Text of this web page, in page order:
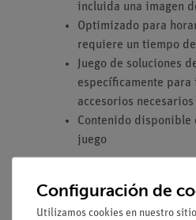
incluida una imagen
Optimizado para
requiere un tiempo
Juego de soluciones
específicamente
accesorios necesarios
Contenido disponible
juego
Volumen de
Configuración de
Utilizamos cookies en nuestro